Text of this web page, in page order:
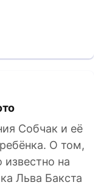
Собчак и её
О том,
известно на
Льва Бакста